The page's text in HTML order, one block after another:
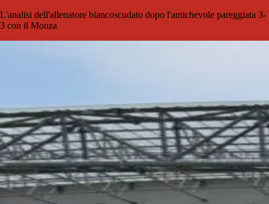
L'analisi dell'allenatore biancoscudato dopo l'amichevole pareggiata 3-
3 con il Monza